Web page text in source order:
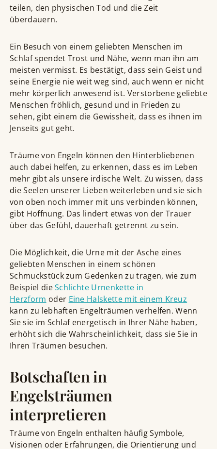
teilen, den physischen Tod und die Zeit
überdauern.
Ein Besuch von einem geliebten Menschen im
Schlaf spendet Trost und Nähe, wenn man ihn am
meisten vermisst. Es bestätigt, dass sein Geist und
seine Energie nie weit weg sind, auch wenn er nicht
mehr körperlich anwesend ist. Verstorbene geliebte
Menschen fröhlich, gesund und in Frieden zu
sehen, gibt einem die Gewissheit, dass es ihnen im
Jenseits gut geht.
Träume von Engeln können den Hinterbliebenen
auch dabei helfen, zu erkennen, dass es im Leben
mehr gibt als unsere irdische Welt. Zu wissen, dass
die Seelen unserer Lieben weiterleben und sie sich
von oben noch immer mit uns verbinden können,
gibt Hoffnung. Das lindert etwas von der Trauer
über das Gefühl, dauerhaft getrennt zu sein.
Die Möglichkeit, die Urne mit der Asche eines
geliebten Menschen in einem schönen
Schmuckstück zum Gedenken zu tragen, wie zum
Beispiel dieSchlichte Urnenkette in
Herzform oder Eine Halskette mit einem Kreuz
kann zu lebhaften Engelträumen verhelfen. Wenn
Sie sie im Schlaf energetisch in Ihrer Nähe haben,
erhöht sich die Wahrscheinlichkeit, dass sie Sie in
Ihren Träumen besuchen.
Botschaften in
Engelsträumen
interpretieren
Träume von Engeln enthalten häufig Symbole,
Visionen oder Erfahrungen, die Orientierung und